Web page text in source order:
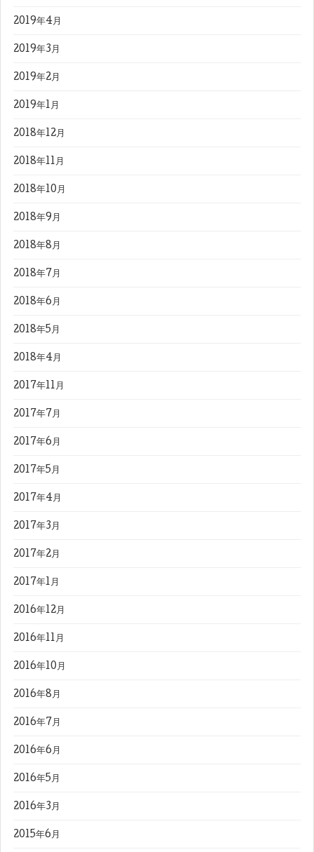
2019年4月
2019年3月
2019年2月
2019年1月
2018年12月
2018年11月
2018年10月
2018年9月
2018年8月
2018年7月
2018年6月
2018年5月
2018年4月
2017年11月
2017年7月
2017年6月
2017年5月
2017年4月
2017年3月
2017年2月
2017年1月
2016年12月
2016年11月
2016年10月
2016年8月
2016年7月
2016年6月
2016年5月
2016年3月
2015年6月